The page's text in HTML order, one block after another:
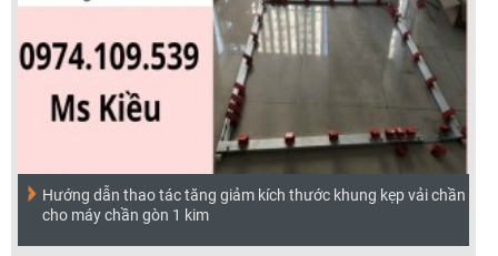
Hướng dẫn thao tác tăng giảm kích thước khung kẹp vải chần
cho máy chần gòn 1 kim